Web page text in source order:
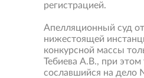
регистрацией.
Апелляционный суд
нижестоящей
конкурсной массы
Тебиева А.В., при этом
сославшийся на